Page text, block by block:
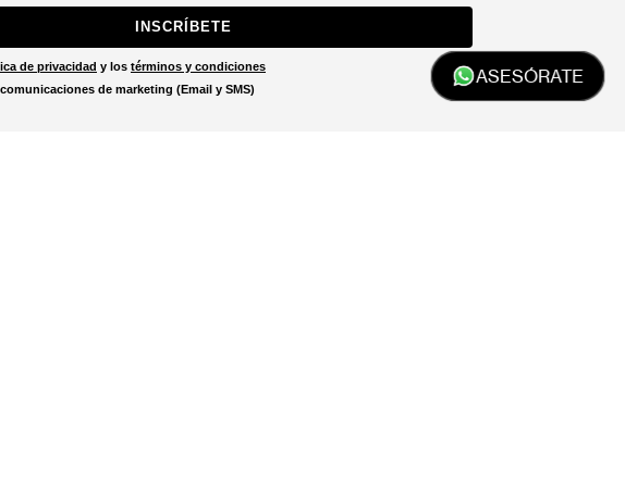
ASESÓRATE
INSCRÍBETE
de privacidad y los términos y condiciones
de marketing (Email y SMS)